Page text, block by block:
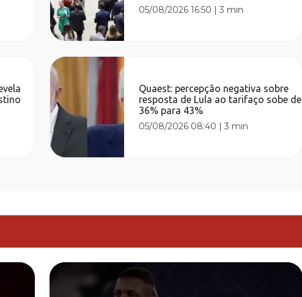
05/08/2026 16:50 |3 min
Quaest: percepção negativa sobre
resposta de Lula ao tarifaço sobe de
36% para 43%
05/08/2026 08:40 |3 min